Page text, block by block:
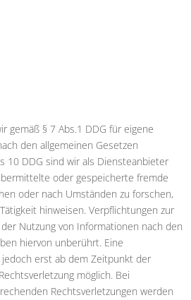
gemäß § 7 Abs.1 DDG für eigene
den allgemeinen Gesetzen
10 DDG sind wir als Diensteanbieter
oder gespeicherte fremde
oder nach Umständen zu forschen,
hinweisen. Verpflichtungen zur
Nutzung von Informationen nach den
hiervon unberührt. Eine
erst ab dem Zeitpunkt der
möglich. Bei
Rechtsverletzungen werden